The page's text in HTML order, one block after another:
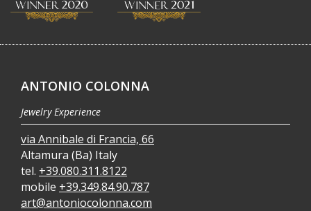
ANTONIO COLONNA
Jewelry Experience
via Annibale di Francia, 66
Altamura (Ba) Italy
tel. +39.080.311.8122
mobile +39.349.84.90.787
art@antoniocolonna.com